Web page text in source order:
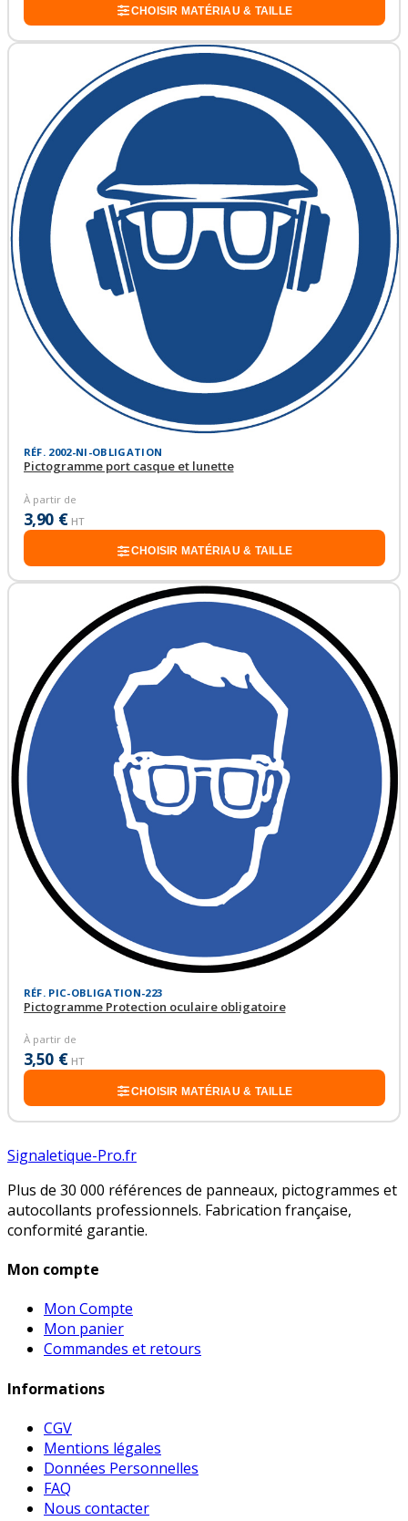
CHOISIR MATÉRIAU & TAILLE
RÉF. 2002-NI-OBLIGATION
Pictogramme port casque et lunette
À partir de
3,90 € HT
CHOISIR MATÉRIAU & TAILLE
RÉF. PIC-OBLIGATION-223
Pictogramme Protection oculaire obligatoire
À partir de
3,50 € HT
CHOISIR MATÉRIAU & TAILLE
Signaletique-Pro.fr
Plus de 30 000 références de panneaux, pictogrammes et
autocollants professionnels. Fabrication française,
conformité garantie.
Mon compte
Mon Compte
Mon panier
Commandes et retours
Informations
CGV
Mentions légales
Données Personnelles
FAQ
Nous contacter